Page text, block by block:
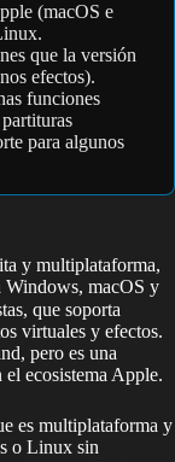
(macOS e
que la versión
efectos).
funciones
para algunos
y multiplataforma,
Windows, macOS y
que soporta
virtuales y efectos.
pero es una
el ecosistema Apple.
es multiplataforma y
o Linux sin